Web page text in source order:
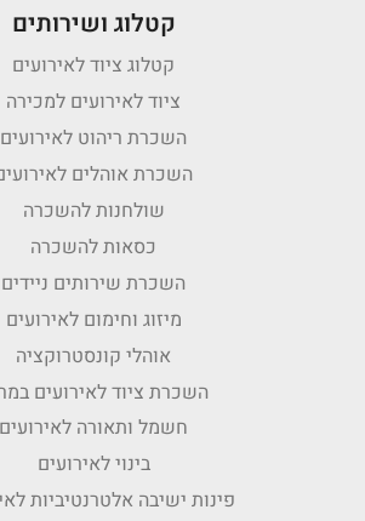
קטלוג ושירותים
קטלוג ציוד לאירועים
ציוד לאירועים למכירה
השכרת ריהוט לאירועים
השכרת אוהלים
שולחנות להשכרה
כסאות להשכרה
השכרת שירותים ניידים
מיזוג וחימום לאירועים
אוהלי קונסטרוקציה
השכרת ציוד לאירועים
חשמל ותאורה לאירועים
בינוי לאירועים
פינות ישיבה אלטרנטיביות